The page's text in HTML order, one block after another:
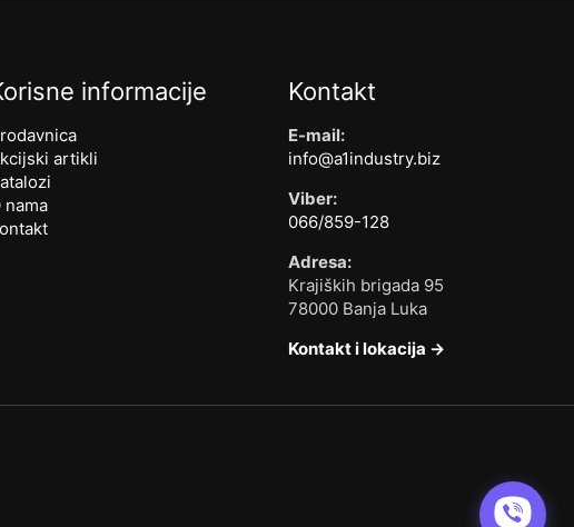
informacije
artikli
nama
Kontakt
E-mail:
info@a1industry.biz
Viber:
066/859-128
Adresa:
Krajiških brigada 95
78000 Banja Luka
Kontakt i lokacija →